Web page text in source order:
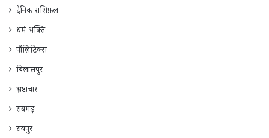
दैनिक राशिफ़ल
धर्म भक्ति
पॉलिटिक्स
बिलासपुर
भ्रष्टाचार
रायगढ़
रायपुर